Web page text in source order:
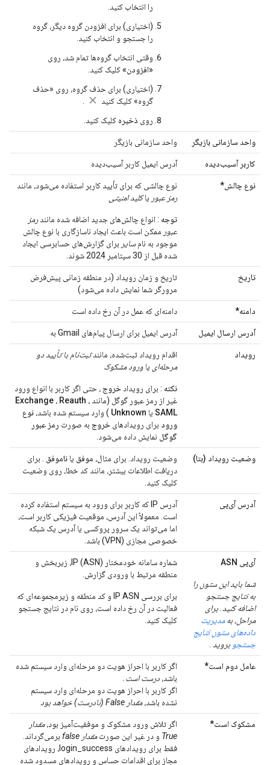
را انتخاب کنید.
(اختیاری) برای افزودن گروه دیگر، گروه
را جستجو و انتخاب کنید.
وقتی انتخاب گروه‌ها تمام شد، روی
«افزودن»کلیک کنید.
(اختیاری) برای حذف گروه، روی «حذف
گروه» کلیک کنید
روی ذخیره کلیک کنید.
واحد سازمانی بازیگر واحد سازمانی بازیگر
کاربر آسیب‌دیده آدرس ایمیل کاربر آسیب‌دیده
نوع چالش*
نوع چالشی که برای تأیید کاربر استفاده می‌شود، مانند
رمز عبور یاکلید امنیتی
توجه : انواع چالش‌های جدید اضافه شده مانند رمز
عبور ممکن است باعث ایجاد ناسازگاری با نوع چالش
موجود به نام سایر برای گزارش‌های حسابرسی ایجاد
شده قبل از 30 سپتامبر 2024 شوند.
تاریخ
تاریخ و زمان رویداد (در منطقه زمانی پیش‌فرض
مرورگر شما نمایش داده می‌شود)
دامنه* دامنه‌ای که عمل در آن رخ داده است
آدرس ارسال ایمیل آدرس ایمیل برای ارسال پیام‌های Gmail به
رویداد اقدام رویداد ثبت‌شده، مانندثبت‌نام با تأیید دو
مرحله‌ای یا ورود مشکوک
نکته : برای رویداد خروج، حتی اگر کاربر با انواع ورود
غیر از رمز عبور گوگل (مانند
Exchange ، Reauth ،
SAML یا Unknown ) وارد سیستم شده باشد، نوع
ورود برای رویدادهای خروج به صورت رمز عبور
گوگل نمایش داده می‌شود.
وضعیت رویداد (بتا) وضعیت رویداد. برای مثال، موفق یا ناموفق
. برای
دریافت اطلاعات بیشتر، مانند کد خطا، روی وضعیت
کلیک کنید.
آدرس آی‌پی
آدرس IP که کاربر برای ورود به سیستم استفاده کرده
است. معمولاً این آدرس، موقعیت فیزیکی کاربر است،
اما می‌تواند یک سرور پروکسی یا آدرس یک شبکه
خصوصی مجازی (VPN) باشد.
آی‌پی ASN
شما باید این ستون را
به نتایج جستجو
اضافه کنید. برای
مراحل، بهمدیریت
داده‌های ستون نتایج
جستجو بروید
شماره سامانه خودمختار IP (ASN)، زیربخش و
منطقه مرتبط با ورودی گزارش.
برای بررسی IP ASN و کد منطقه و زیرمجموعه‌ای که
فعالیت در آن رخ داده است، روی نام در نتایج جستجو
کلیک کنید.
عامل دوم است*
اگر کاربر با احراز هویت دو مرحله‌ای وارد سیستم شده
باشد، درست است.
اگر کاربر با احراز هویت دو مرحله‌ای وارد سیستم
نشده باشد،مقدار False (نادرست) خواهد بود
مشکوک است* اگر تلاش ورود مشکوک و موفقیت‌آمیز بود،مقدار
True و در غیر این صورتمقدار false
برمی‌گرداند.
فقط برای رویدادهای login_success، رویدادهای
مجاز برای اقدامات حساس و رویدادهای مسدود شده